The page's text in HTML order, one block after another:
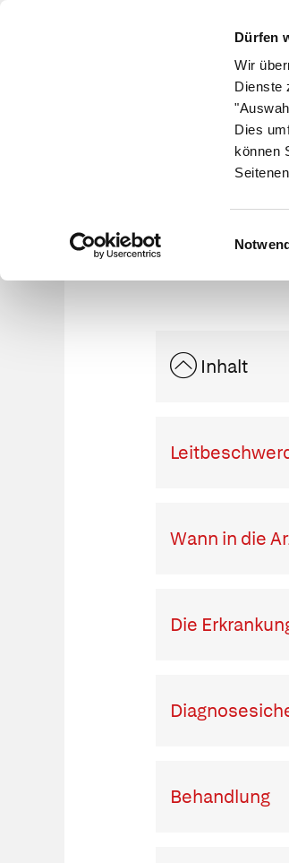
Dürfen
Wir
Dienste
Dies
können
Symptome
Inhalt
Wann in die
Die
Behandlung